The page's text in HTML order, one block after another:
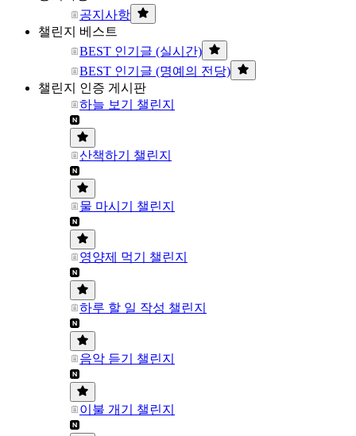
공지사항
챌린지 베스트
BEST 인기글 (실시간)
BEST 인기글 (명예의 전당)
챌린지 인증 게시판
하늘 보기 챌린지
산책하기 챌린지
물 마시기 챌린지
영양제 먹기 챌린지
하루 할 일 작성 챌린지
음악 듣기 챌린지
이불 개기 챌린지